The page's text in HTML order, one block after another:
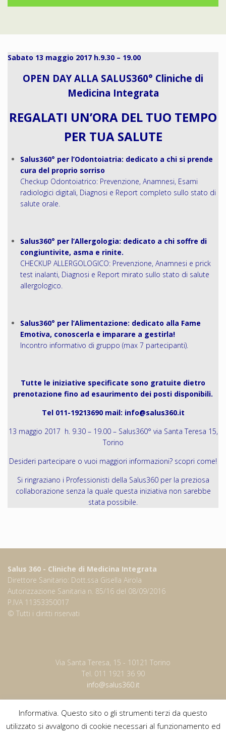
Sabato 13 maggio 2017 h.9.30 – 19.00
OPEN DAY ALLA SALUS360° Cliniche di
Medicina Integrata
REGALATI UN’ORA DEL TUO TEMPO
PER TUA SALUTE
Salus360° per l’Odontoiatria: dedicato a chi si prende
cura del proprio sorriso
Checkup Odontoiatrico: Prevenzione, Anamnesi, Esami
radiologici digitali, Diagnosi e Report completo sullo stato di
salute orale.
Salus360° per l’Allergologia: dedicato a chi soffre di
congiuntivite, asma e rinite.
CHECKUP ALLERGOLOGICO: Prevenzione, Anamnesi e prick
test inalanti, Diagnosi e Report mirato sullo stato di salute
allergologico.
Salus360° per l’Alimentazione: dedicato alla Fame
Emotiva, conoscerla e imparare a gestirla!
Incontro informativo di gruppo (max 7 partecipanti).
Tutte le iniziative specificate sono gratuite dietro
prenotazione fino ad esaurimento dei posti disponibili.
Tel 011-19213690 mail: info@salus360.it
13 maggio 2017 h. 9.30 – 19.00 – Salus360° via Santa Teresa 15,
Torino
Desideri partecipare o vuoi maggiori informazioni? scopri come!
Si ringraziano i Professionisti della Salus360 per la preziosa
collaborazione senza la quale questa iniziativa non sarebbe
stata possibile.
Salus 360 - Cliniche di Medicina Integrata
Direttore Sanitario: Dott.ssa Gisella Airola
Autorizzazione Sanitaria n. 85/16 del 08/09/2016
P.IVA 11353350017
© Tutti i diritti riservati
Via Santa Teresa, 15 - 10121 Torino
Tel. 011 1921 36 90
info@salus360.it
Informativa. Questo sito o gli strumenti terzi da questo
utilizzato si avvalgono di cookie necessari al funzionamento ed